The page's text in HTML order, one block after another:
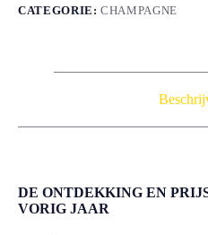
CATEGORIE:CHAMPAGNE
DE ONTDEKKING EN
VORIG JAAR